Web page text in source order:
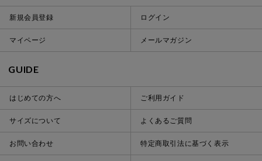
新規会員登録 ログイン
マイページ メールマガジン
GUIDE
はじめての方へ ご利用ガイド
サイズについて よくあるご質問
お問い合わせ 特定商取引法に基づく表示